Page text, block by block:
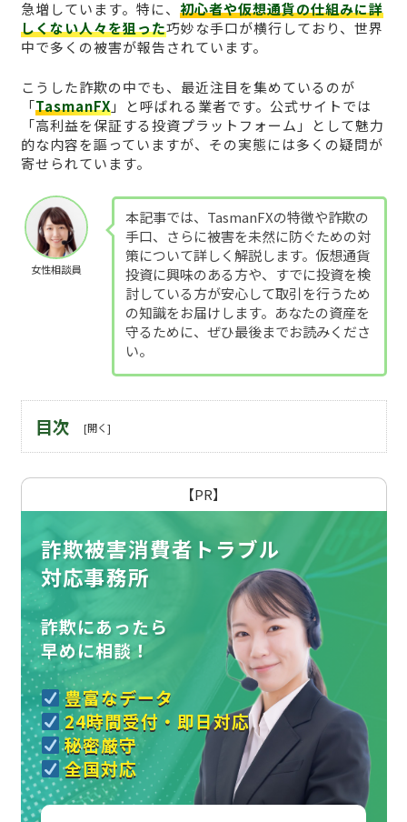
急増しています。特に、 初心者や仮想通貨の仕組みに詳
しくない人々を狙った巧妙な手口が横行しており、世界
中で多くの被害が報告されています。
こうした詐欺の中でも、最近注目を集めているのが
「TasmanFX」と呼ばれる業者です。公式サイトでは
「高利益を保証する投資プラットフォーム」として魅力
的な内容を謳っていますが、その実態には多くの疑問が
寄せられています。
女性相談員
本記事では、TasmanFXの特徴や詐欺の
手口、さらに被害を未然に防ぐための対
策について詳しく解説します。仮想通貨
投資に興味のある方や、すでに投資を検
討している方が安心して取引を行うため
の知識をお届けします。あなたの資産を
守るために、ぜひ最後までお読みくださ
い。
目次
【PR】
詐欺被害消費者トラブル
対応事務所
詐欺にあったら
早めに相談！
豊富なデータ
24時間受付・即日対応
秘密厳守
全国対応